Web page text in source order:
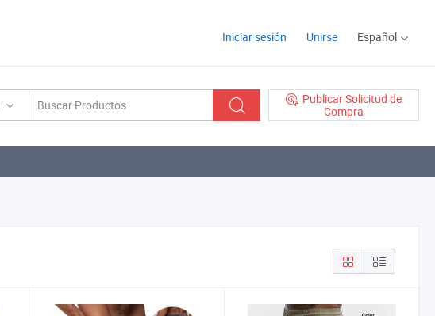
Iniciar sesión Unirse Español
Publicar Solicitud de
Compra